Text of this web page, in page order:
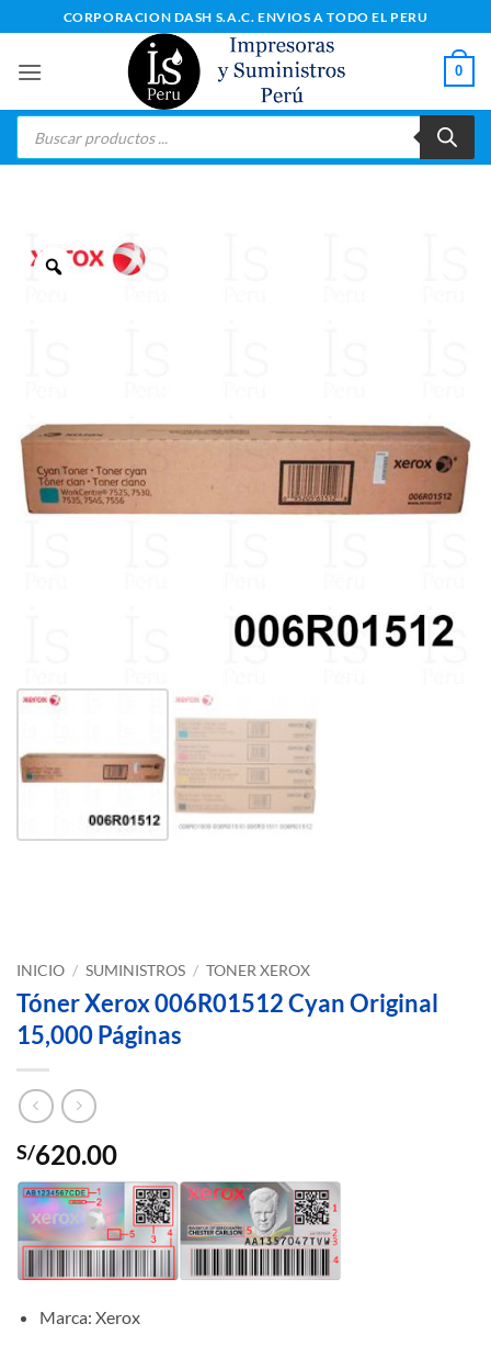
al
contenido
CORPORACION DASH S.A.C. ENVIOS A TODO EL PERU
0
Búsqueda
Zoom
INICIO / SUMINISTROS / TONER XEROX
Tóner Xerox 006R01512 Cyan Original
15,000 Páginas
S/620.00
Marca: Xerox